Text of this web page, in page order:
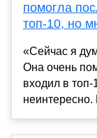
помогла
топ-10, но
«Сейчас я
Она очень
входил в
неинтересно.